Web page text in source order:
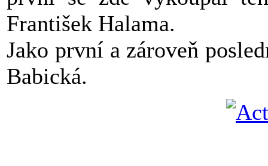
František Halama.
Jako první a zároveň
Babická.